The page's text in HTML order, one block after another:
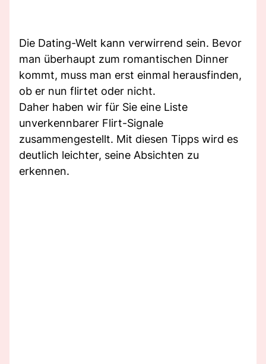
Die Dating-Welt kann verwirrend sein. Bevor
man überhaupt zum romantischen Dinner
kommt, muss man erst einmal herausfinden,
ob er nun flirtet oder nicht.
Daher haben wir für Sie eine Liste
unverkennbarer Flirt-Signale
zusammengestellt. Mit diesen Tipps wird es
deutlich leichter, seine Absichten zu
erkennen.